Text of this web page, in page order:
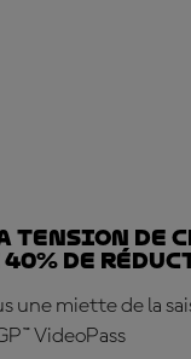
tension de
de
une miette de la
VideoPass